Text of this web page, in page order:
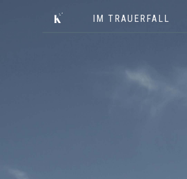
IM TRAUERFALL